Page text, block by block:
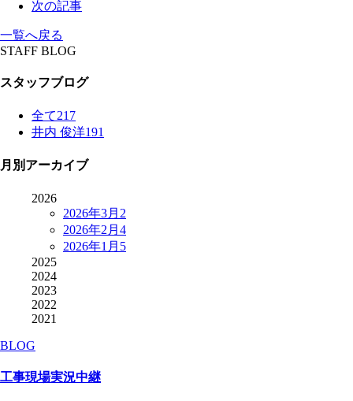
次の記事
一覧へ戻る
STAFF BLOG
スタッフブログ
全て217
井内 俊洋191
月別アーカイブ
2026
2026年3月 2
2026年2月 4
2026年1月 5
2025
2024
2023
2022
2021
BLOG
工事現場実況中継